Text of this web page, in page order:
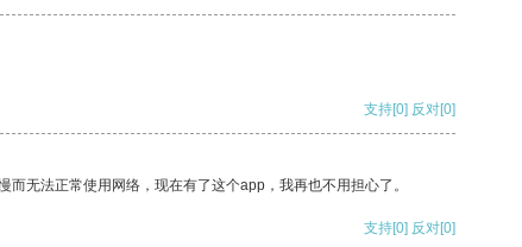
支持[0] 反对[0]
无法正常使用网络，现在有了这个app，我再也不用担心了。
支持[0] 反对[0]